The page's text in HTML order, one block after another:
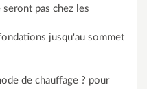
pas chez les
jusqu'au sommet
de chauffage ? pour